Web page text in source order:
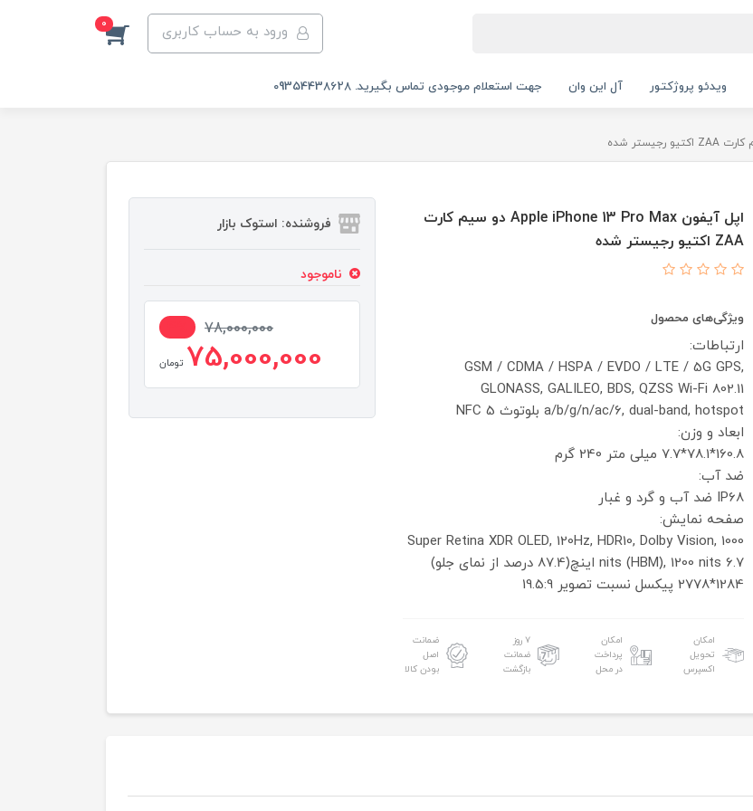
ورود به حساب کاربری 0
ویدئو پروژکتور آل این وان جهت استعلام موجودی تماس بگیرید. 09354438628
اپل آیفون Apple iPhone 13 Pro Max دو سیم کارت
ZAA اکتیو رجیستر شده
ویژگی‌های محصول
ارتباطات:
GSM / CDMA / HSPA / EVDO / LTE / 5G GPS,
GLONASS, GALILEO, BDS, QZSS Wi-Fi 802.11
a/b/g/n/ac/6, dual-band, hotspot بلوتوث 5
NFC
ابعاد و وزن:
160.8*78.1*7.7 میلی متر
240 گرم
ضد آب:
IP68 ضد آب و گرد و غبار
صفحه نمایش:
Super Retina XDR OLED, 120Hz, HDR10, Dolby Vision, 1000
nits (HBM), 1200 nits 6.7 اینچ(87.4 درصد از نمای جلو)
1284*2778 پیکسل
نسبت تصویر 19.5:9
امکان
تحویل
اکسپرس
امکان
پرداخت
در محل
۷ روز
ضمانت
بازگشت
ضمانت
اصل
بودن کالا
فروشنده: استوک بازار
ناموجود
78,000,000
75,000,000 تومان